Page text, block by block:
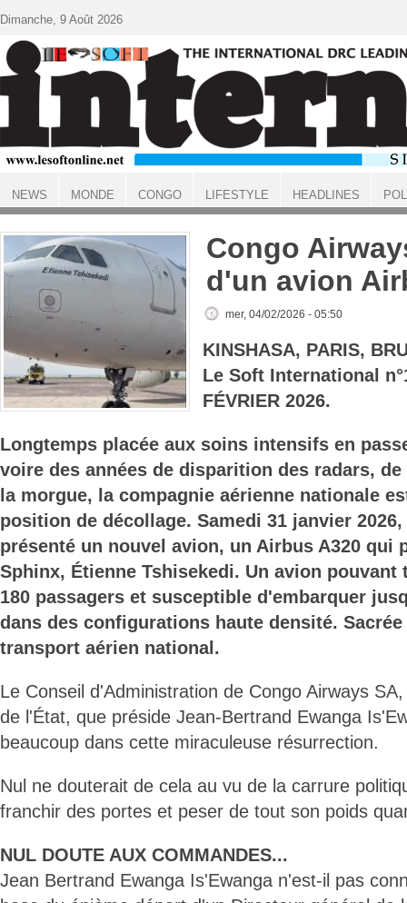
ACCUEIL
Congo
d'un avion
mer, 04/02/2026 - 05:50
KINSHASA, PARIS,
Le Soft International
FÉVRIER 2026.
Longtemps placée aux soins intensifs en
voire des années de disparition des radars,
la morgue, la compagnie aérienne nationale
position de décollage. Samedi 31 janvier
présenté un nouvel avion, un Airbus A320 qui
Sphinx, Étienne Tshisekedi. Un avion pouvant
180 passagers et susceptible d'embarquer
dans des configurations haute densité.
transport aérien national.
Le Conseil d'Administration de Congo Airways
de l'État, que préside Jean-Bertrand Ewanga
beaucoup dans cette miraculeuse résurrection.
Nul ne douterait de cela au vu de la carrure
franchir des portes et peser de tout son poids
NUL DOUTE AUX COMMANDES...
Jean Bertrand Ewanga Is'Ewanga n'est-il pas
Dimanche, 9 Août 2026
NEWS MONDE CONGO LIFESTYLE HEADLINES